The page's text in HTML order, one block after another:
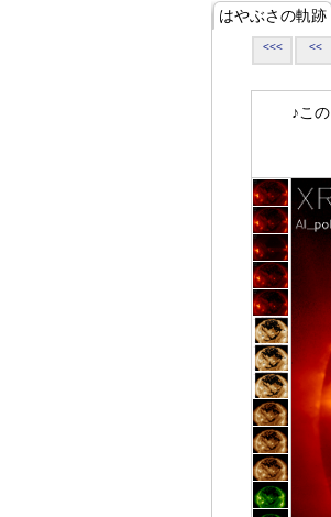
はやぶさの軌跡
<<< <<
♪この